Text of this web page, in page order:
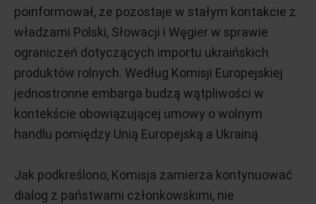
poinformował, że pozostaje w stałym kontakcie z
władzami Polski, Słowacji i Węgier w sprawie
ograniczeń dotyczących importu ukraińskich
produktów rolnych. Według Komisji Europejskiej
jednostronne embarga budzą wątpliwości w
kontekście obowiązującej umowy o wolnym
handlu pomiędzy Unią Europejską a Ukrainą.
Jak podkreślono, Komisja zamierza kontynuować
dialog z państwami członkowskimi, nie